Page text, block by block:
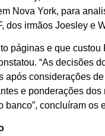
Nova York, para
dos irmãos Joesley e
páginas e que custou
“As decisões
após considerações
e ponderações dos
banco”, concluíram os